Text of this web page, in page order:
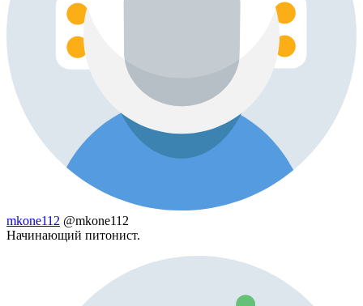
mkone112 @mkone112
Начинающий питонист.